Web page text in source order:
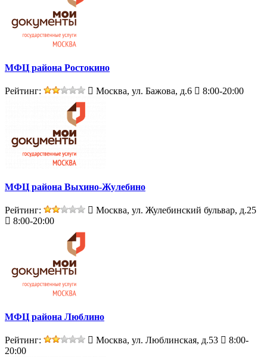
МФЦ района Ростокино
Рейтинг: Москва, ул. Бажова, д.6 8:00-20:00
МФЦ района Выхино-Жулебино
Рейтинг:
Москва, ул. Жулебинский бульвар, д.25
8:00-20:00
МФЦ района Люблино
Рейтинг: Москва, ул. Люблинская, д.53
8:00-
20:00